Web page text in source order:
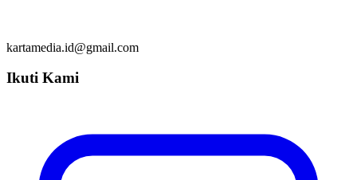
kartamedia.id@gmail.com
Ikuti Kami